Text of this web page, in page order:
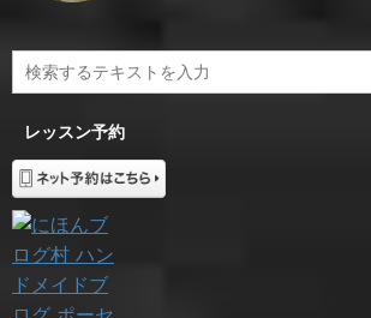
レッスン予約